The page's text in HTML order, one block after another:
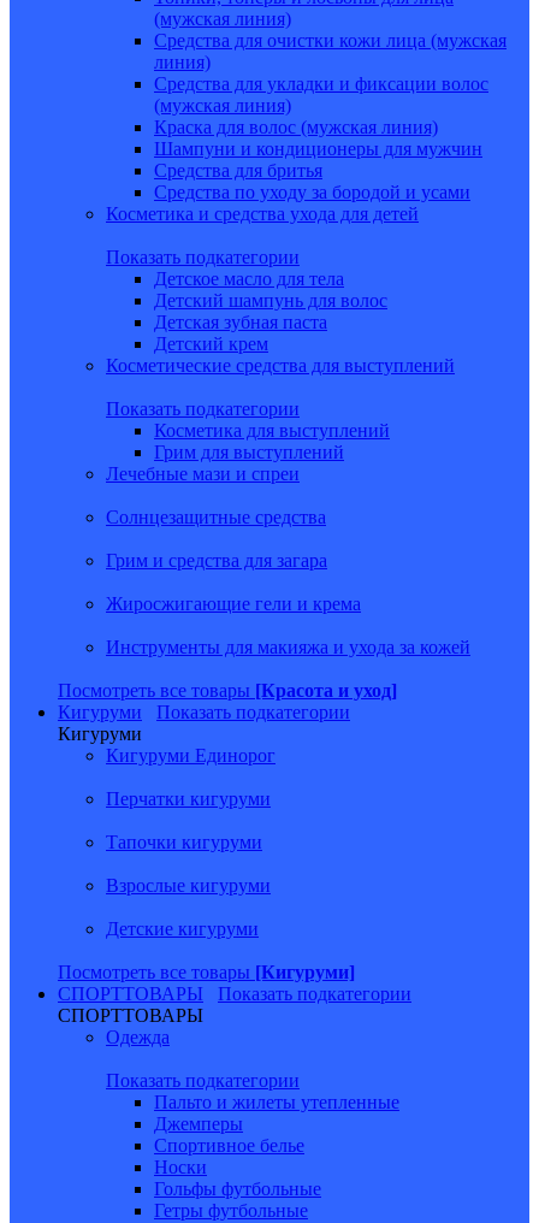
(мужская линия)
Средства для очистки кожи лица (мужская
линия)
Средства для укладки и фиксации волос
(мужская линия)
Краска для волос (мужская линия)
Шампуни и кондиционеры для мужчин
Средства для бритья
Средства по уходу за бородой и усами
Косметика и средства ухода для детей
Показать подкатегории
Детское масло для тела
Детский шампунь для волос
Детская зубная паста
Детский крем
Косметические средства для выступлений
Показать подкатегории
Косметика для выступлений
Грим для выступлений
Лечебные мази и спреи
Солнцезащитные средства
Грим и средства для загара
Жиросжигающие гели и крема
Инструменты для макияжа и ухода за кожей
Посмотреть все товары [Красота и уход]
Кигуруми
Показать подкатегории
Кигуруми
Кигуруми Единорог
Перчатки кигуруми
Тапочки кигуруми
Взрослые кигуруми
Детские кигуруми
Посмотреть все товары [Кигуруми]
СПОРТТОВАРЫ
Показать подкатегории
СПОРТТОВАРЫ
Одежда
Показать подкатегории
Пальто и жилеты утепленные
Джемперы
Спортивное белье
Носки
Гольфы футбольные
Гетры футбольные